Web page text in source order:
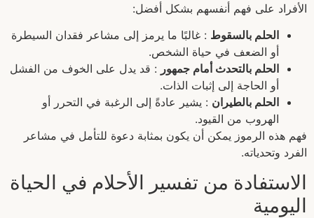
الأفراد على فهم أنفسهم بشكل أفضل:
الحلم بالسقوط : غالبًا ما يرمز إلى مشاعر فقدان السيطرة
أو الضعف في حياة الشخص.
الحلم بالتحدث أمام جمهور : قد يدل على الخوف من الفشل
أو الحاجة إلى إثبات الذات.
الحلم بالطيران : يشير عادةً إلى الرغبة في التحرر أو
الهروب من القيود.
فهم هذه الرموز يمكن أن يكون بمثابة دعوة للتأمل في مشاعر
الفرد وتحدياته.
الاستفادة من تفسير الأحلام في الحياة
اليومية